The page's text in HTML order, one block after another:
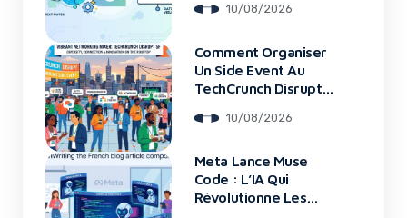
10/08/2026
Comment Organiser
Un Side Event Au
TechCrunch Disrupt
10/08/2026
Meta Lance Muse
Code : L’IA Qui
Révolutionne Les